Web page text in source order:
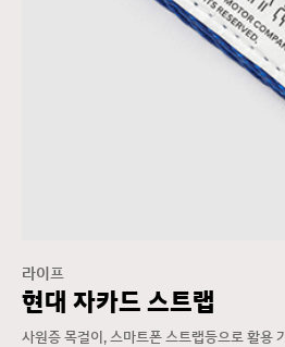
라이프
현대 자카드 스트랩
사원증 목걸이, 스마트폰 스트랩등으로 활용